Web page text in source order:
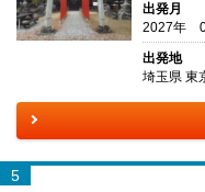
出発月
2027年
出発地
埼玉県 東
5